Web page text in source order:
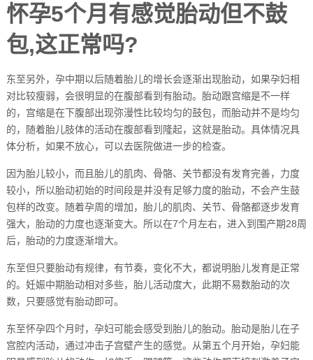
怀孕5个月有感觉胎动但不鼓
包,这正常吗?
东至另外，孕中期以后随着胎儿的增长会逐渐出现胎动，如果孕妇相
对比较瘦弱，会很明显的在腹部看到有胎动。胎动跟宫缩是不一样
的，宫缩是在下腹部出现弥漫性比较均匀的鼓包，而胎动并不是均匀
的，随着胎儿肢体的活动在腹部看到隆起，这就是胎动。具体情况具
体分析，如果不放心，可以去医院做进一步的检查。
因为胎儿较小，而且胎儿的肌肉、骨骼、关节都没有发育完善，力度
较小，所以胎动初始的时间段是并没有足够力度的胎动，不会产生鼓
包样的改变。随着孕周的增加，胎儿的肌肉、关节、骨骼都逐步发育
强大，胎动的力度也逐渐变大。所以在7个月左右，进入到围产期28周
后，胎动的力度逐渐增大。
东至但只要胎动有规律，有节奏，变化不大，都说明胎儿发育是正常
的。妊娠中期胎动相对多些，胎儿活动度大，此期不易数胎动的次
数，只要感觉有胎动即可。
东至怀孕四个月时，孕妇可能会感受到胎儿的胎动。胎动是胎儿在子
宫腔内活动，通过冲击子宫壁产生的感觉。从第五个月开始，孕妇能